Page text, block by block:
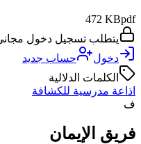
pdf
472 KB
يتطلب تسجيل دخول
دخول
حساب جديد
الكلمات الدلالية
اذاعة مدرسية للكشافة
ف
فريق الإيمان